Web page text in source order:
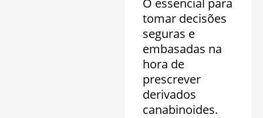
tomar decisões
seguras e
embasadas na
hora de
prescrever
derivados
canabinoides.